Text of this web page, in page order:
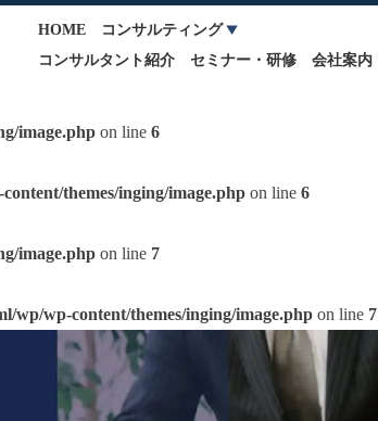
HOME
コンサルティング
コンサルタント紹介
セミナー・研修 会社案内
image.php on line 6
themes/inging/image.php on line 6
image.php on line 7
wp/wp-content/themes/inging/image.php on line 7